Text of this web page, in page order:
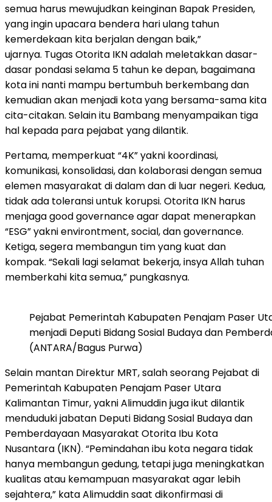
semua harus mewujudkan keinginan Bapak Presiden,
yang ingin upacara bendera hari ulang tahun
kemerdekaan kita berjalan dengan baik,”
ujarnya. Tugas Otorita IKN adalah meletakkan dasar-
dasar pondasi selama 5 tahun ke depan, bagaimana
kota ini nanti mampu bertumbuh berkembang dan
kemudian akan menjadi kota yang bersama-sama kita
cita-citakan. Selain itu Bambang menyampaikan tiga
hal kepada para pejabat yang dilantik.
Pertama, memperkuat “4K” yakni koordinasi,
komunikasi, konsolidasi, dan kolaborasi dengan semua
elemen masyarakat di dalam dan di luar negeri. Kedua,
tidak ada toleransi untuk korupsi. Otorita IKN harus
menjaga good governance agar dapat menerapkan
“ESG” yakni environtment, social, dan governance.
Ketiga, segera membangun tim yang kuat dan
kompak. “Sekali lagi selamat bekerja, insya Allah tuhan
memberkahi kita semua,” pungkasnya.
Pejabat Pemerintah Kabupaten Penajam Paser
menjadi Deputi Bidang Sosial Budaya dan
(ANTARA/Bagus Purwa)
Selain mantan Direktur MRT, salah seorang Pejabat di
Pemerintah Kabupaten Penajam Paser Utara
Kalimantan Timur, yakni Alimuddin juga ikut dilantik
menduduki jabatan Deputi Bidang Sosial Budaya dan
Pemberdayaan Masyarakat Otorita Ibu Kota
Nusantara (IKN). “Pemindahan ibu kota negara tidak
hanya membangun gedung, tetapi juga meningkatkan
kualitas atau kemampuan masyarakat agar lebih
sejahtera,” kata Alimuddin saat dikonfirmasi di